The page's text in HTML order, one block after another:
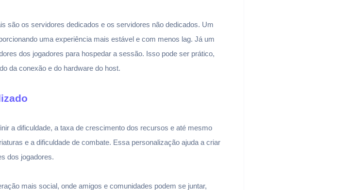
são os servidores dedicados e os servidores não dedicados. Um
uma experiência mais estável e com menos lag. Já um
dos jogadores para hospedar a sessão. Isso pode ser prático,
da conexão e do hardware do host.
a dificuldade, a taxa de crescimento dos recursos e até mesmo
e a dificuldade de combate. Essa personalização ajuda a criar
dos jogadores.
mais social, onde amigos e comunidades podem se juntar,